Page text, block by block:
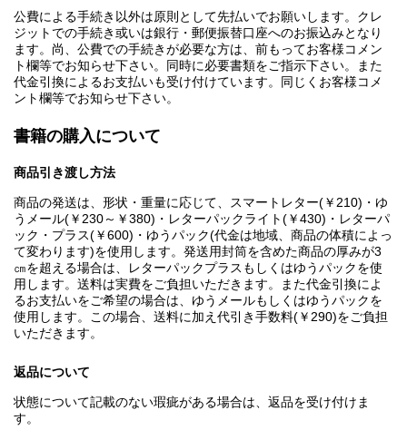
公費による手続き以外は原則として先払いでお願いします。クレ
ジットでの手続き或いは銀行・郵便振替口座へのお振込みとなり
ます。尚、公費での手続きが必要な方は、前もってお客様コメン
ト欄等でお知らせ下さい。同時に必要書類をご指示下さい。また
代金引換によるお支払いも受け付けています。同じくお客様コメ
ント欄等でお知らせ下さい。
書籍の購入について
商品引き渡し方法
商品の発送は、形状・重量に応じて、スマートレター(￥210)・ゆ
うメール(￥230～￥380)・レターパックライト(￥430)・レターパ
ック・プラス(￥600)・ゆうパック(代金は地域、商品の体積によっ
て変わります)を使用します。発送用封筒を含めた商品の厚みが3
㎝を超える場合は、レターパックプラスもしくはゆうパックを使
用します。送料は実費をご負担いただきます。また代金引換によ
るお支払いをご希望の場合は、ゆうメールもしくはゆうパックを
使用します。この場合、送料に加え代引き手数料(￥290)をご負担
いただきます。
返品について
状態について記載のない瑕疵がある場合は、返品を受け付けま
す。